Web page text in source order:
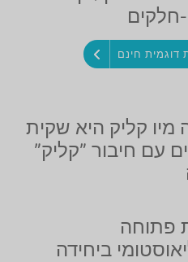
חלקים
דוגמית חינם
קליק היא שקית
עם חיבור "קליק"
פתוחה
ביחידה